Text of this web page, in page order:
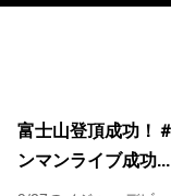
富士山登頂成功！
ンマンライブ成功...